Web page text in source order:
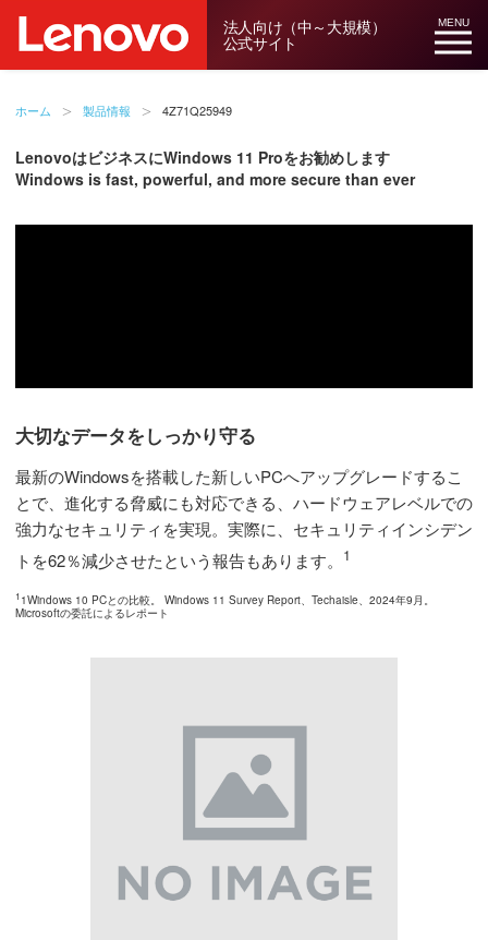
法人向け（中～大規模）
公式サイト
MENU
ホーム 製品情報 4Z71Q25949
LenovoはビジネスにWindows 11 Proをお勧めします
Windows is fast, powerful, and more secure than ever
大切なデータをしっかり守る
最新のWindowsを搭載した新しいPCへアップグレードするこ
とで、進化する脅威にも対応できる、ハードウェアレベルでの
強力なセキュリティを実現。実際に、セキュリティインシデン
トを62％減少させたという報告もあります。
1
1 1Windows 10 PCとの比較。 Windows 11 Survey Report、Techaisle、2024年9月。
Microsoftの委託によるレポート